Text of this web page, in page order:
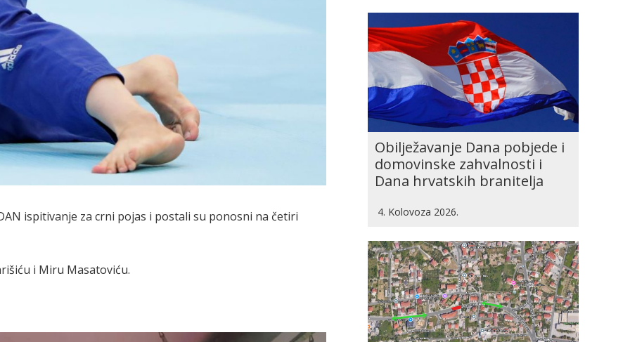
ispitivanje za crni pojas i postali su ponosni na četiri
i Miru Masatoviću.
Obilježavanje Dana pobjede i
domovinske zahvalnosti i
Dana hrvatskih branitelja
4. Kolovoza 2026.